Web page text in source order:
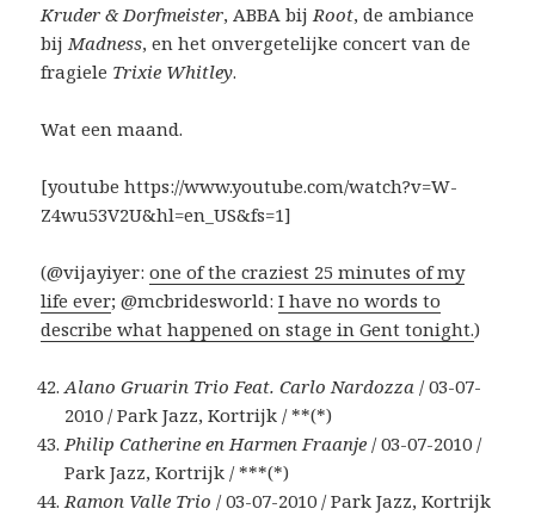
Kruder & Dorfmeister, ABBA bijRoot, de ambiance
bijMadness, en het onvergetelijke concert van de
fragiele Trixie Whitley.
Wat een maand.
[youtube https://www.youtube.com/watch?v=W-
Z4wu53V2U&hl=en_US&fs=1]
(@vijayiyer:one of the craziest 25 minutes of my
life ever; @mcbridesworld:I have no words to
describe what happened on stage in Gent tonight.)
Alano Gruarin Trio Feat. Carlo Nardozza / 03-07-
2010 / Park Jazz, Kortrijk / **(*)
Philip Catherine en Harmen Fraanje / 03-07-2010 /
Park Jazz, Kortrijk / ***(*)
Ramon Valle Trio / 03-07-2010 / Park Jazz, Kortrijk